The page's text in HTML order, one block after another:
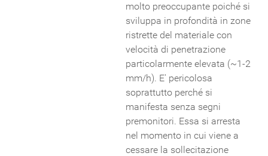
molto preoccupante poiché si
sviluppa in profondità in zone
ristrette del materiale con
velocità di penetrazione
particolarmente elevata (~1-2
mm/h). E' pericolosa
soprattutto perché si
manifesta senza segni
premonitori. Essa si arresta
nel momento in cui viene a
cessare la sollecitazione